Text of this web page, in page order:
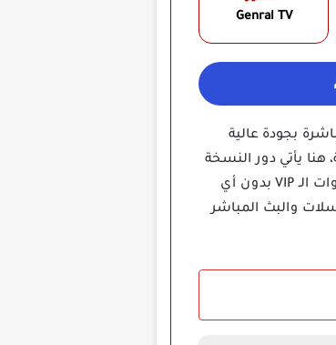
Genral TV
بجودة عالية
هنا يأتي دور النسخة
المهكرة التي تفتح لك عالم الترفيه بالكامل ومجاناً، هذه النسخة تمنحك وصولاً مفتوحاً لجميع الخوادم السريعة وقنوات الـ VIP بدون أي
والبث المباشر